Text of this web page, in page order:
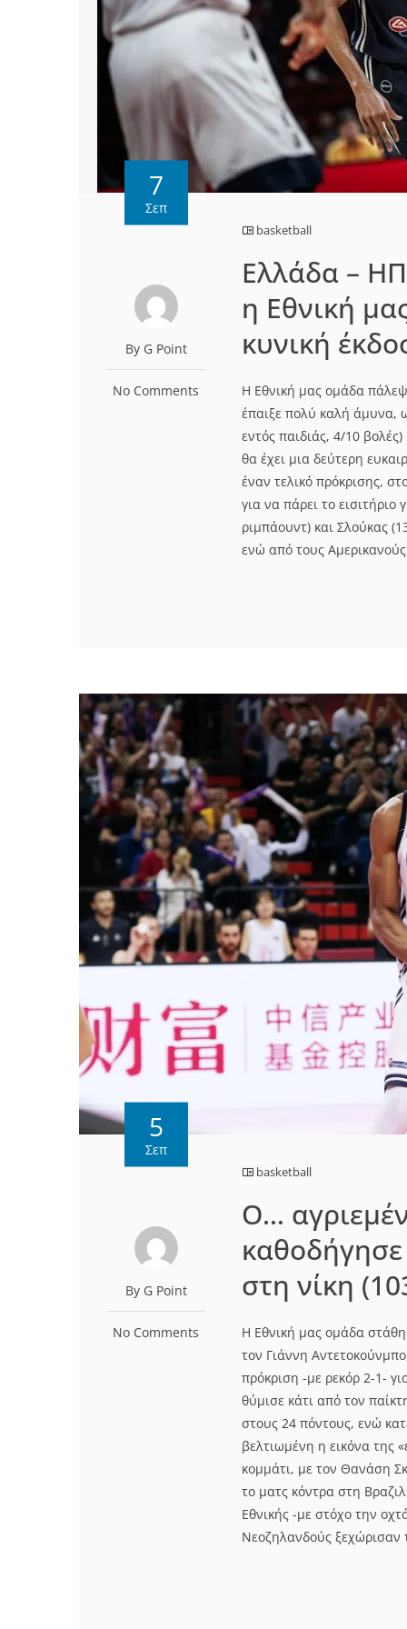
7
Σεπ
By G Point
No Comments
basketball
Ελλάδα –
η Εθνική
κυνική
Η Εθνική μας ομάδα
έπαιξε πολύ καλή άμυνα,
εντός παιδιάς, 4/10
θα έχει μια δεύτερη
έναν τελικό πρόκρισης,
για να πάρει το
ριμπάουντ) και Σλούκας
ενώ από τους
5
Σεπ
By G Point
No Comments
basketball
Ο…
στη νίκη
Η Εθνική μας ομάδα
τον Γιάννη
πρόκριση -με ρεκόρ 2-1-
θύμισε κάτι από τον
στους 24 πόντους, ενώ
βελτιωμένη η εικόνα της
κομμάτι, με τον Θανάση
το ματς κόντρα στη
Εθνικής -με στόχο την
Νεοζηλανδούς ξεχώρισαν